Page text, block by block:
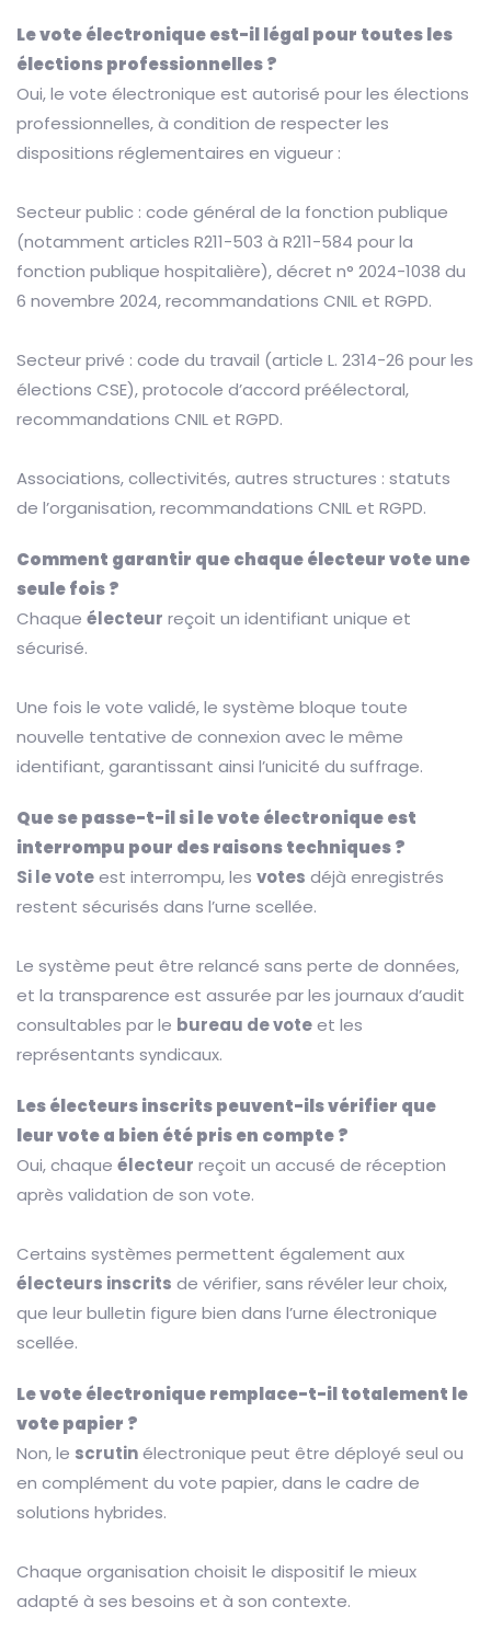
Le vote électronique est-il légal pour toutes les
élections professionnelles ?
Oui, le vote électronique est autorisé pour les élections
professionnelles, à condition de respecter les
dispositions réglementaires en vigueur :
Secteur public : code général de la fonction publique
(notamment articles R211-503 à R211-584 pour la
fonction publique hospitalière), décret n° 2024-1038 du
6 novembre 2024, recommandations CNIL et RGPD.
Secteur privé : code du travail (article L. 2314-26 pour les
élections CSE), protocole d’accord préélectoral,
recommandations CNIL et RGPD.
Associations, collectivités, autres structures : statuts
de l’organisation, recommandations CNIL et RGPD.
Comment garantir que chaque électeur vote une
seule fois ?
Chaque électeur reçoit un identifiant unique et
sécurisé.
Une fois le vote validé, le système bloque toute
nouvelle tentative de connexion avec le même
identifiant, garantissant ainsi l’unicité du suffrage.
Que se passe-t-il si le vote électronique est
interrompu pour des raisons techniques ?
Si le voteest interrompu, les votes déjà enregistrés
restent sécurisés dans l’urne scellée.
Le système peut être relancé sans perte de données,
et la transparence est assurée par les journaux d’audit
consultables par le bureau de voteet les
représentants syndicaux.
Les électeurs inscrits peuvent-ils vérifier que
leur vote a bien été pris en compte ?
Oui, chaque électeur reçoit un accusé de réception
après validation de son vote.
Certains systèmes permettent également aux
électeurs inscrits de vérifier, sans révéler leur choix,
que leur bulletin figure bien dans l’urne électronique
scellée.
Le vote électronique remplace-t-il totalement le
vote papier ?
Non, le scrutinélectronique peut être déployé seul ou
en complément du vote papier, dans le cadre de
solutions hybrides.
Chaque organisation choisit le dispositif le mieux
adapté à ses besoins et à son contexte.